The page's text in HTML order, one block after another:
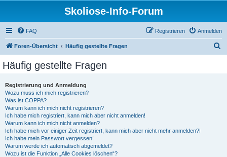
Skoliose-Info-Forum
FAQ Anmelden
Registrieren
Foren-Übersicht Häufig gestellte Fragen
Häufig gestellte Fragen
Registrierung und Anmeldung
Wozu muss ich mich registrieren?
Was ist COPPA?
Warum kann ich mich nicht registrieren?
Ich habe mich registriert, kann mich aber nicht anmelden!
Warum kann ich mich nicht anmelden?
Ich habe mich vor einiger Zeit registriert, kann mich aber nicht mehr anmelden?!
Ich habe mein Passwort vergessen!
Warum werde ich automatisch abgemeldet?
Wozu ist die Funktion „Alle Cookies löschen“?